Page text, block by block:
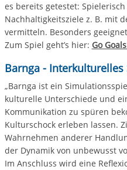
es bereits getestet:
Nachhaltigkeitsziele z. B. mit
vermitteln. Besonders
Zum Spiel geht’s hier: Go
Barnga -
„Barnga ist ein
kulturelle Unterschiede und
Kommunikation zu spüren
Kulturschock erleben lassen.
Wahrnehmen anderer
der Dynamik von unbewusst
Im Anschluss wird eine